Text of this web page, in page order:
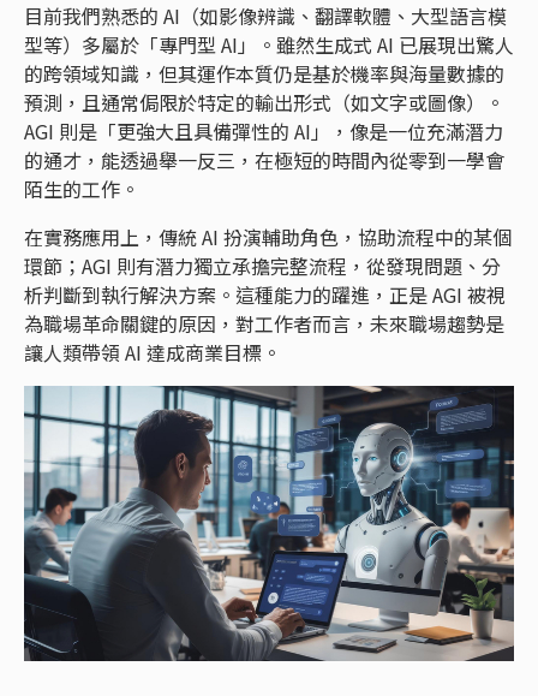
目前我們熟悉的 AI（如影像辨識、翻譯軟體、大型語言模
型等）多屬於「專門型 AI」。雖然生成式 AI 已展現出驚人
的跨領域知識，但其運作本質仍是基於機率與海量數據的
預測，且通常侷限於特定的輸出形式（如文字或圖像）。
AGI 則是「更強大且具備彈性的 AI」，像是一位充滿潛力
的通才，能透過舉一反三，在極短的時間內從零到一學會
陌生的工作。
在實務應用上，傳統 AI 扮演輔助角色，協助流程中的某個
環節；AGI 則有潛力獨立承擔完整流程，從發現問題、分
析判斷到執行解決方案。這種能力的躍進，正是 AGI 被視
為職場革命關鍵的原因，對工作者而言，未來職場趨勢是
讓人類帶領 AI 達成商業目標。